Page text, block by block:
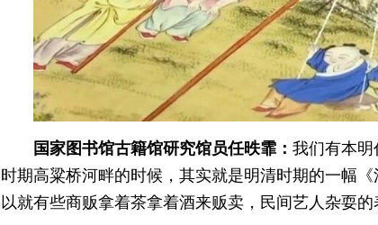
国家图书馆古籍馆研究馆员任昳霏： 我们有本明
时期高粱桥河畔的时候，其实就是明清时期的一幅
以就有些商贩拿着茶拿着酒来贩卖，民间艺人杂耍